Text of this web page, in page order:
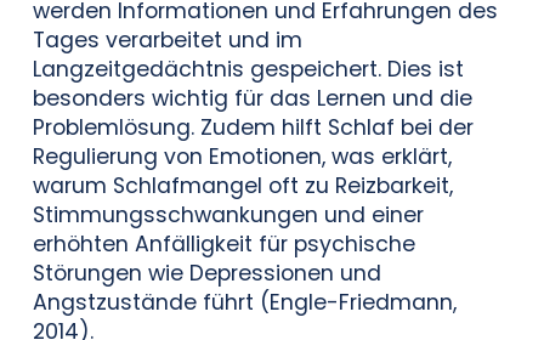
werden Informationen und Erfahrungen des
Tages verarbeitet und im
Langzeitgedächtnis gespeichert. Dies ist
besonders wichtig für das Lernen und die
Problemlösung. Zudem hilft Schlaf bei der
Regulierung von Emotionen, was erklärt,
warum Schlafmangel oft zu Reizbarkeit,
Stimmungsschwankungen und einer
erhöhten Anfälligkeit für psychische
Störungen wie Depressionen und
Angstzustände führt (Engle-Friedmann,
2014).